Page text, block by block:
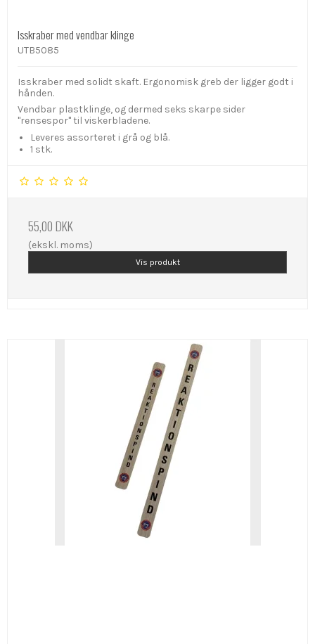
Isskraber med vendbar klinge
UTB5085
Isskraber med solidt skaft. Ergonomisk greb der ligger godt i
hånden.
Vendbar plastklinge, og dermed seks skarpe sider
"rensespor" til viskerbladene.
Leveres assorteret i grå og blå.
1 stk.
55,00 DKK
(ekskl. moms)
Vis produkt